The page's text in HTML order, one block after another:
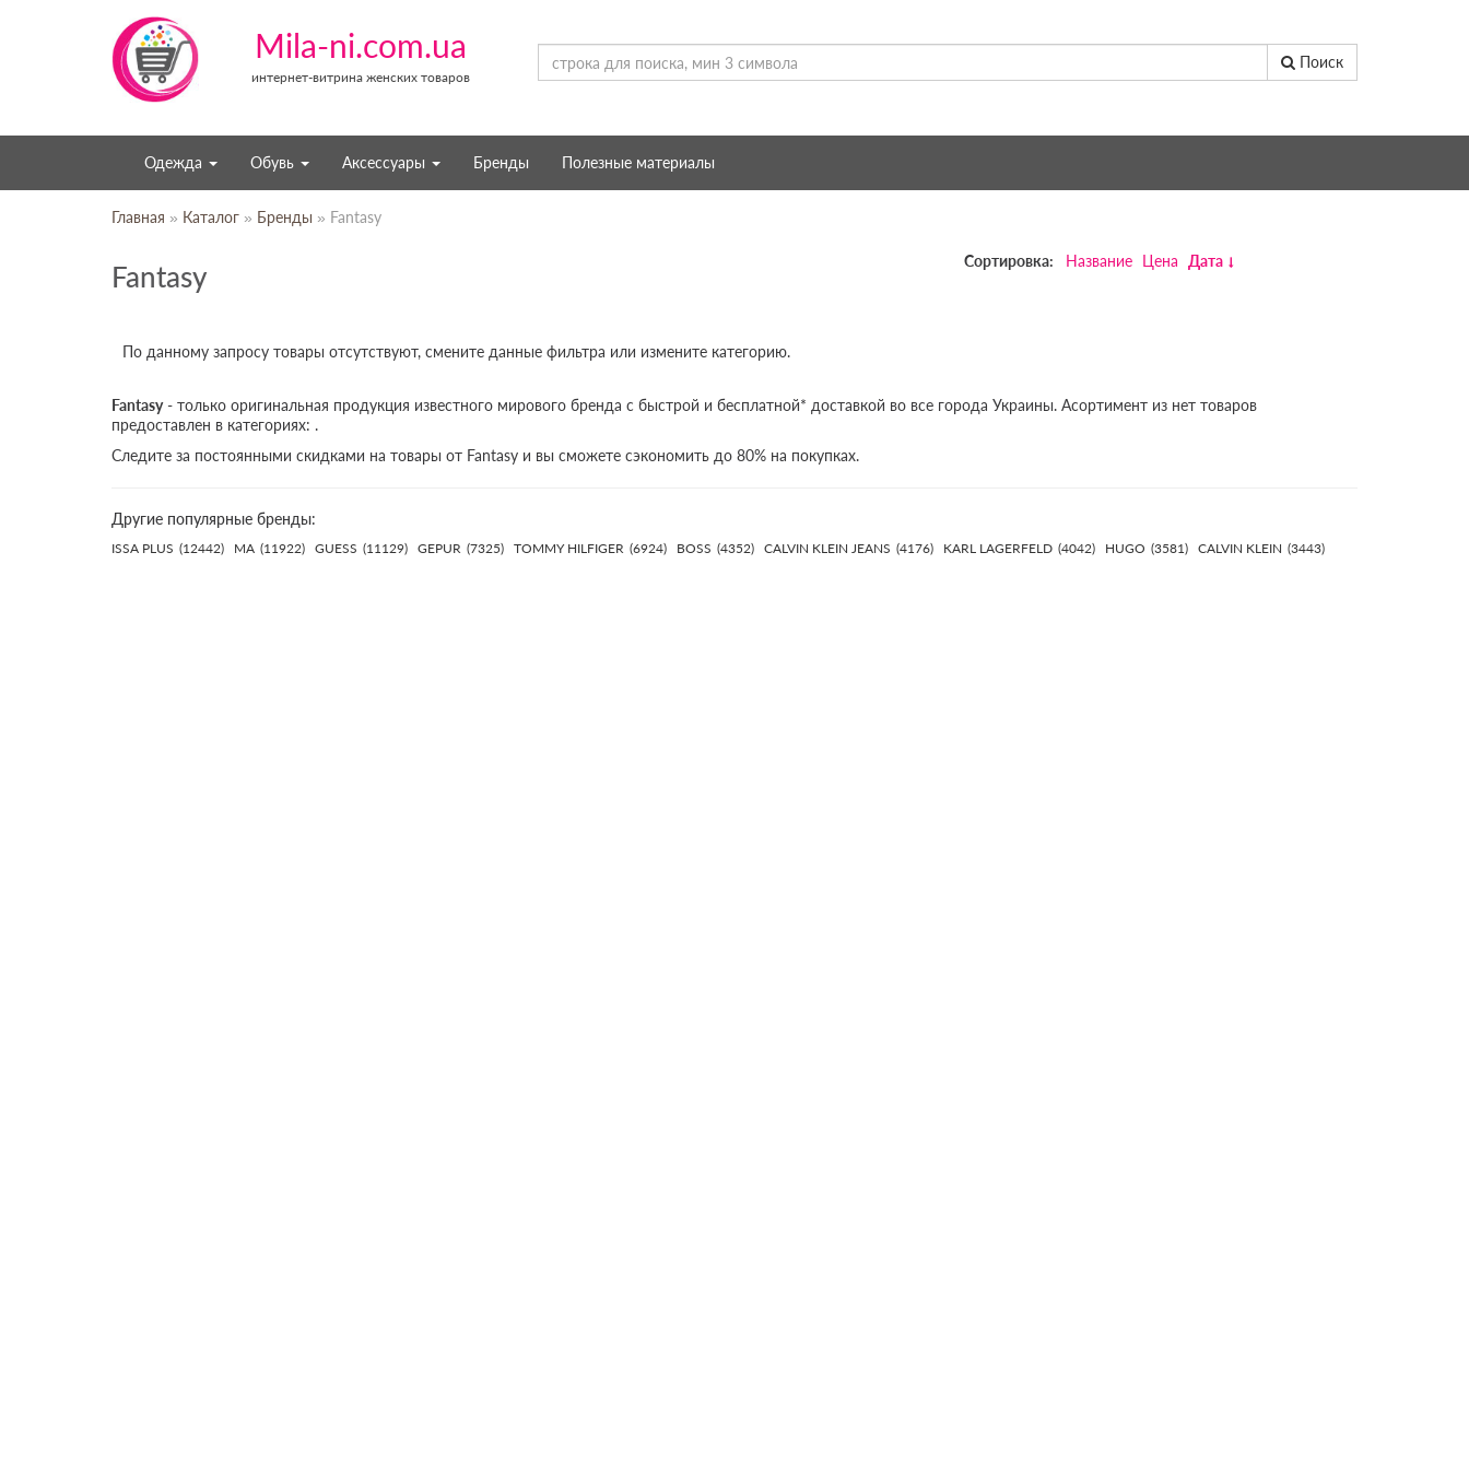
Mila-ni.com.ua
интернет-витрина женских товаров
Поиск
Одежда Обувь Аксессуары Бренды Полезные материалы
Главная » Каталог » Бренды » Fantasy
Fantasy Сортировка: Название Цена Дата
По данному запросу товары отсутствуют, смените данные фильтра или измените категорию.
Fantasy- только оригинальная продукция известного мирового бренда с быстрой и бесплатной* доставкой во все города Украины. Асортимент из нет товаров
предоставлен в категориях: .
Следите за постоянными скидками на товары от Fantasy и вы сможете сэкономить до 80% на покупках.
Другие популярные бренды:
ISSA PLUS (12442) MA (11922) GUESS (11129) GEPUR (7325) TOMMY HILFIGER (6924) BOSS (4352) CALVIN KLEIN JEANS (4176) KARL LAGERFELD (4042) HUGO (3581) CALVIN KLEIN (3443)